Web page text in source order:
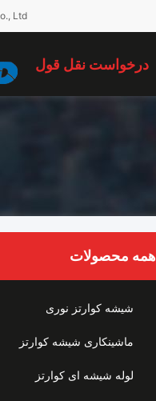
Ltd.
درخواست نقل قول
همه محصولات
شیشه کوارتز نوری
ماشینکاری شیشه کوارتز
لوله شیشه ای کوارتز